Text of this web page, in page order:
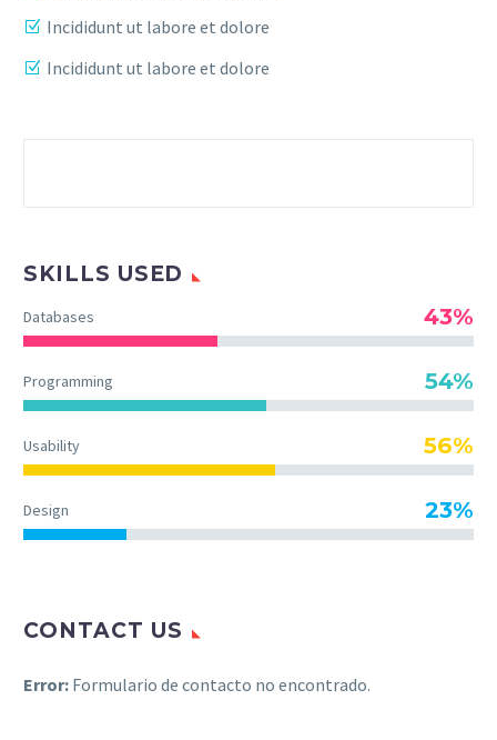
Incididunt ut labore et dolore
Incididunt ut labore et dolore
SKILLS USED
Databases 43%
Programming 54%
Usability 56%
Design 23%
CONTACT US
Error: Formulario de contacto no encontrado.